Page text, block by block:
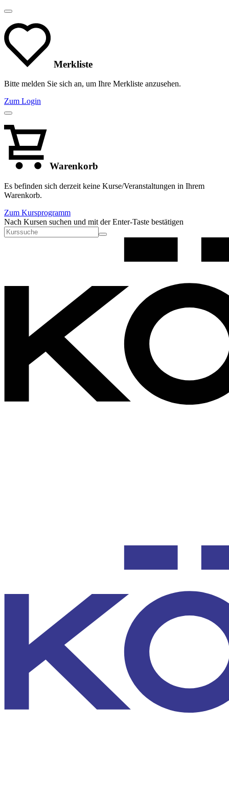
Merkliste
Bitte melden Sie sich an, um Ihre Merkliste anzusehen.
Zum Login
Warenkorb
Es befinden sich derzeit keine Kurse/Veranstaltungen in Ihrem
Warenkorb.
Zum Kursprogramm
Nach Kursen suchen und mit der Enter-Taste bestätigen